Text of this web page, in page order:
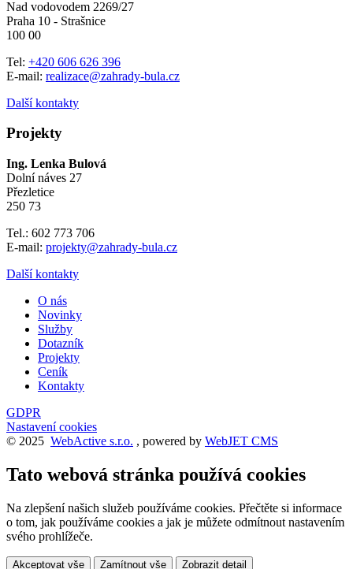
Nad vodovodem 2269/27
Praha 10 - Strašnice
100 00
Tel: +420 606 626 396
E-mail: realizace@zahrady-bula.cz
Další kontakty
Projekty
Ing. Lenka Bulová
Dolní náves 27
Přezletice
250 73
Tel.: 602 773 706
E-mail: projekty@zahrady-bula.cz
Další kontakty
O nás
Novinky
Služby
Dotazník
Projekty
Ceník
Kontakty
GDPR
Nastavení cookies
© 2025 WebActive s.r.o. , powered by WebJET CMS
Tato webová stránka používá cookies
Na zlepšení našich služeb používáme cookies. Přečtěte si informace
o tom, jak používáme cookies a jak je můžete odmítnout nastavením
svého prohlížeče.
Akceptovat vše Zamítnout vše Zobrazit detail